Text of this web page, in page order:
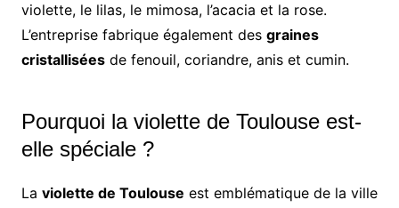
violette, le lilas, le mimosa, l’acacia et la rose.
L’entreprise fabrique également des graines
cristalliséesde fenouil, coriandre, anis et cumin.
Pourquoi la violette de Toulouse est-
elle spéciale ?
La violette de Toulouse est emblématique de la ville